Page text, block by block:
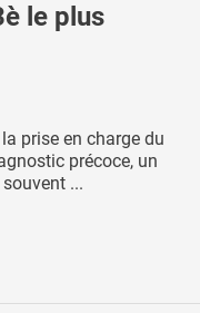
le plus
prise en charge du
précoce, un
...